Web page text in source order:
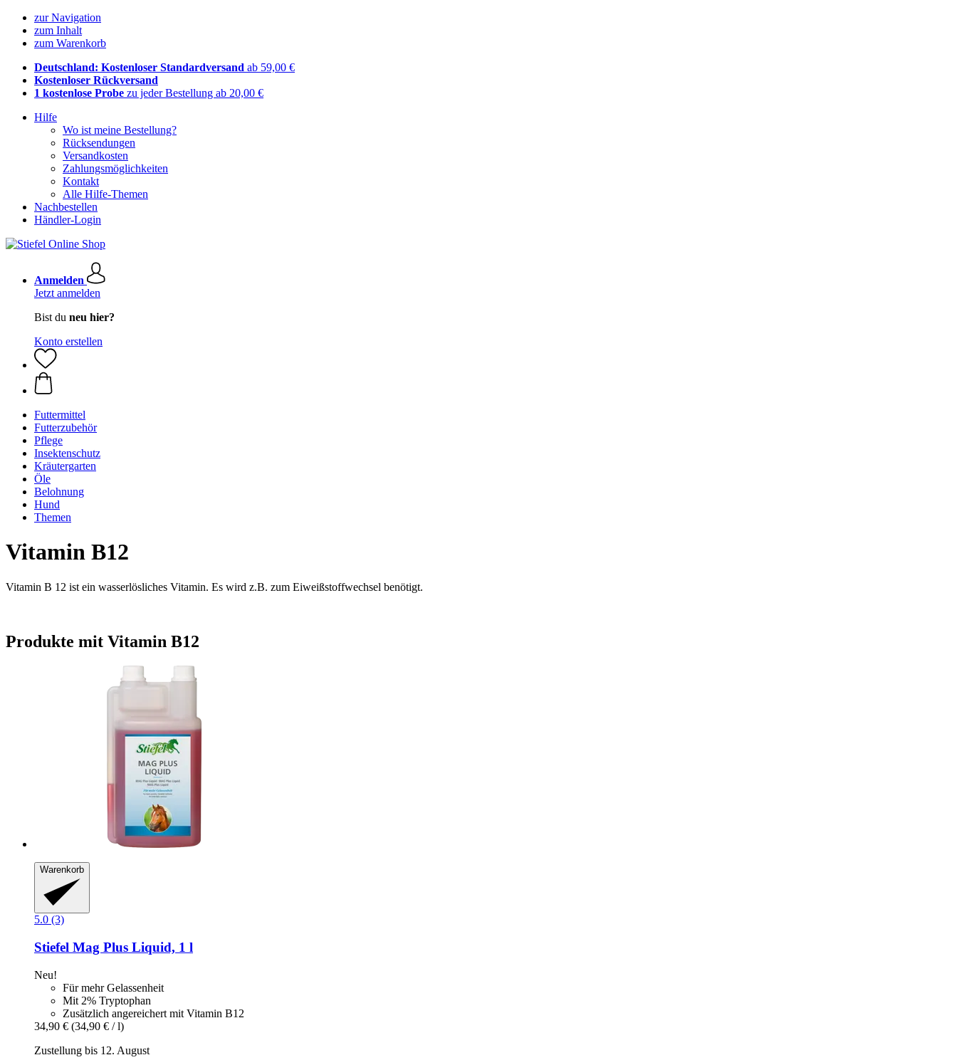
zur Navigation
zum Inhalt
zum Warenkorb
Deutschland: Kostenloser Standardversand ab 59,00 €
Kostenloser Rückversand
1 kostenlose Probe zu jeder Bestellung ab 20,00 €
Hilfe
Wo ist meine Bestellung?
Rücksendungen
Versandkosten
Zahlungsmöglichkeiten
Kontakt
Alle Hilfe-Themen
Nachbestellen
Händler-Login
Anmelden
Jetzt anmelden
Bist du neu hier?
Konto erstellen
Futtermittel
Futterzubehör
Pflege
Insektenschutz
Kräutergarten
Öle
Belohnung
Hund
Themen
Vitamin B12
Vitamin B 12 ist ein wasserlösliches Vitamin. Es wird z.B. zum Eiweißstoffwechsel benötigt.
Produkte mit Vitamin B12
Warenkorb
5.0 (3)
Stiefel Mag Plus Liquid, 1 l
Neu!
Für mehr Gelassenheit
Mit 2% Tryptophan
Zusätzlich angereichert mit Vitamin B12
34,90 € (34,90 € / l)
Zustellung bis 12. August